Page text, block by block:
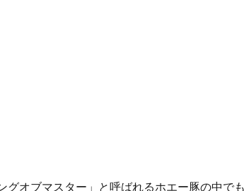
オブマスター」と呼ばれるホエー豚の中でも